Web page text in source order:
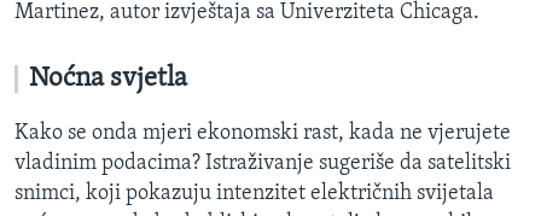
Martinez, autor izvještaja sa Univerziteta Chicaga.
Noćna svjetla
Kako se onda mjeri ekonomski rast, kada ne vjerujete
vladinim podacima? Istraživanje sugeriše da satelitski
snimci, koji pokazuju intenzitet električnih svijetala